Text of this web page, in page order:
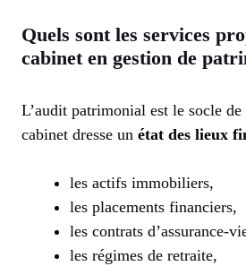
Quels sont les services
cabinet en gestion de
L’audit patrimonial est le socle
cabinet dresse un état des lieux
les actifs immobiliers,
les placements financiers,
les contrats d’assurance-
les régimes de retraite,